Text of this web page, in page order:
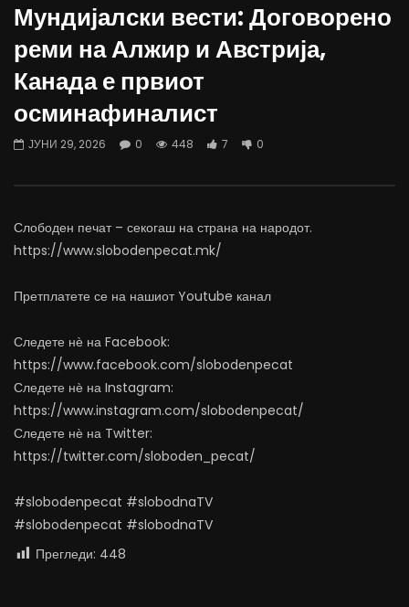
10:25
Вести на „Слободен Печат“
06.08.2026
АВГУСТ 6, 2026
0
1K 10 0
Мундијалски вести: Договорено
реми на Алжир и Австрија,
Канада е првиот
осминафиналист
ЈУНИ 29, 2026 0 448 7 0
Слободен печат – секогаш на страна на народот.
https://www.slobodenpecat.mk/
Претплатете се на нашиот Youtube канал
Следете нѐ на Facebook:
https://www.facebook.com/slobodenpecat
Следете нѐ на Instagram:
https://www.instagram.com/slobodenpecat/
Следете нѐ на Twitter:
https://twitter.com/sloboden_pecat/
#slobodenpecat #slobodnaTV
#slobodenpecat #slobodnaTV
Прегледи: 448